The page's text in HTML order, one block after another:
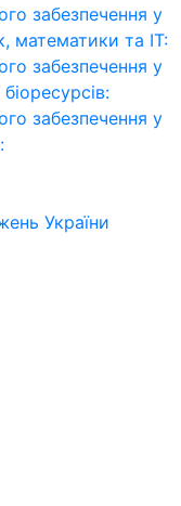
забезпечення у
математики та ІТ:
забезпечення у
забезпечення у
України